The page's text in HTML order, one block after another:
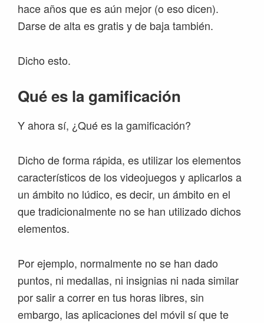
hace años que es aún mejor (o eso dicen).
Darse de alta es gratis y de baja también.
Dicho esto.
Qué es la gamificación
Y ahora sí, ¿Qué es la gamificación?
Dicho de forma rápida, es utilizar los elementos
característicos de los videojuegos y aplicarlos a
un ámbito no lúdico, es decir, un ámbito en el
que tradicionalmente no se han utilizado dichos
elementos.
Por ejemplo, normalmente no se han dado
puntos, ni medallas, ni insignias ni nada similar
por salir a correr en tus horas libres, sin
embargo, las aplicaciones del móvil sí que te